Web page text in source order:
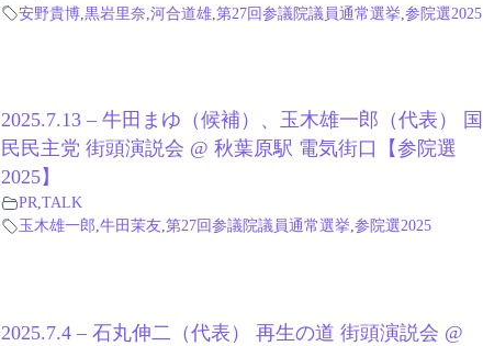
安野貴博, 黒岩里奈 河合道雄, 第27回参議院議員通常選挙 参院選2025
2025.7.13 – 牛田まゆ（候補）、玉木雄一郎（代表） 国
民民主党 街頭演説会 @ 秋葉原駅 電気街口【参院選
2025】
PR,TALK
玉木雄一郎,牛田茉友,第27回参議院議員通常選挙,参院選2025
2025.7.4 – 石丸伸二（代表） 再生の道 街頭演説会 @